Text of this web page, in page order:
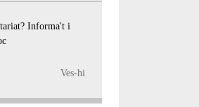
Informa't i
Ves-hi